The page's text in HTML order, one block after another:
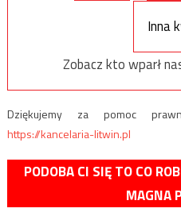
Inna
Zobacz kto wparł
Dziękujemy za pomoc
https://kancelaria-litwin.pl
PODOBA CI SIĘ TO CO
MAGNA